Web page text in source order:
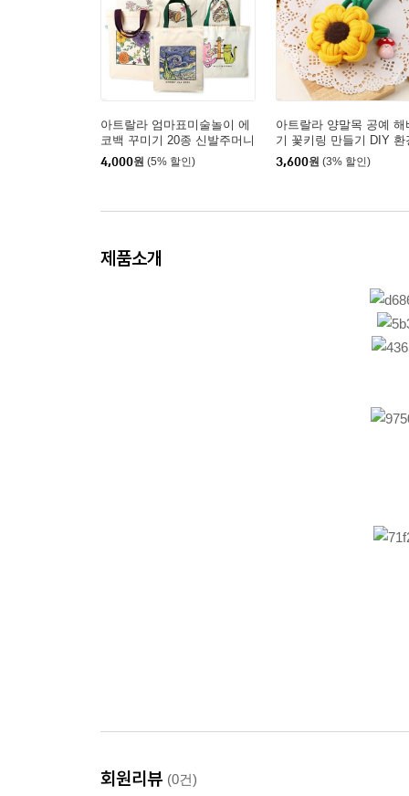
아트랄라 엄마표미술놀이 에
코백 꾸미기 20종 신발주머니
패브릭 아트 돌봄교실
4,000원 (5% 할인)
아트랄라 양말목 공예 해
기 꽃키링 만들기 DIY 환
키홀더
3,600원 (3% 할인)
제품소개
회원리뷰 (0건)